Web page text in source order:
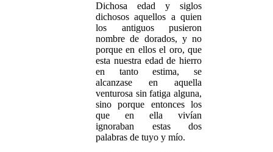
Dichosa edad y siglos
dichosos aquellos a quien
los antiguos pusieron
nombre de dorados, y no
porque en ellos el oro, que
esta nuestra edad de hierro
en tanto estima, se
alcanzase en aquella
venturosa sin fatiga alguna,
sino porque entonces los
que en ella vivían
ignoraban estas dos
palabras de tuyo y mío.